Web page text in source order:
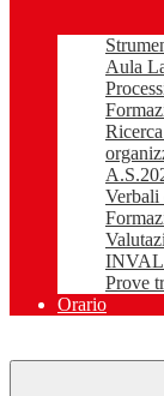
Aula
Verbali
Prove
Orario